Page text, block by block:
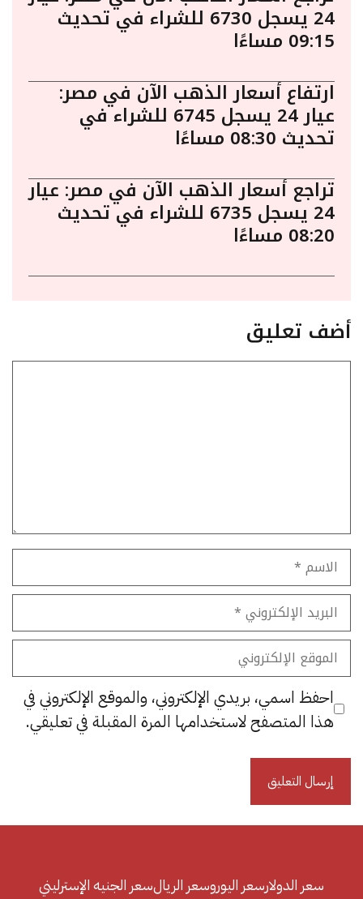
24 يسجل 6730 للشراء في تحديث
09:15 مساءًا
ارتفاع أسعار الذهب الآن في مصر:
عيار 24 يسجل 6745 للشراء في
تحديث 08:30 مساءًا
تراجع أسعار الذهب الآن في مصر: عيار
24 يسجل 6735 للشراء في تحديث
08:20 مساءًا
أضف تعليق
الاسم
البريد
الإلكتروني
الموقع
الإلكتروني
احفظ اسمي، بريدي الإلكتروني، والموقع الإلكتروني في
هذا المتصفح لاستخدامها المرة المقبلة في تعليقي.
سعر الدولارسعر اليوروسعر الريالسعر الجنيه الإسترليني